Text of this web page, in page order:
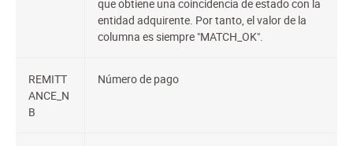
que obtiene una coincidencia de estado con la
entidad adquirente. Por tanto, el valor de la
columna es siempre "MATCH_OK".
REMITT
ANCE_N
B
Número de pago